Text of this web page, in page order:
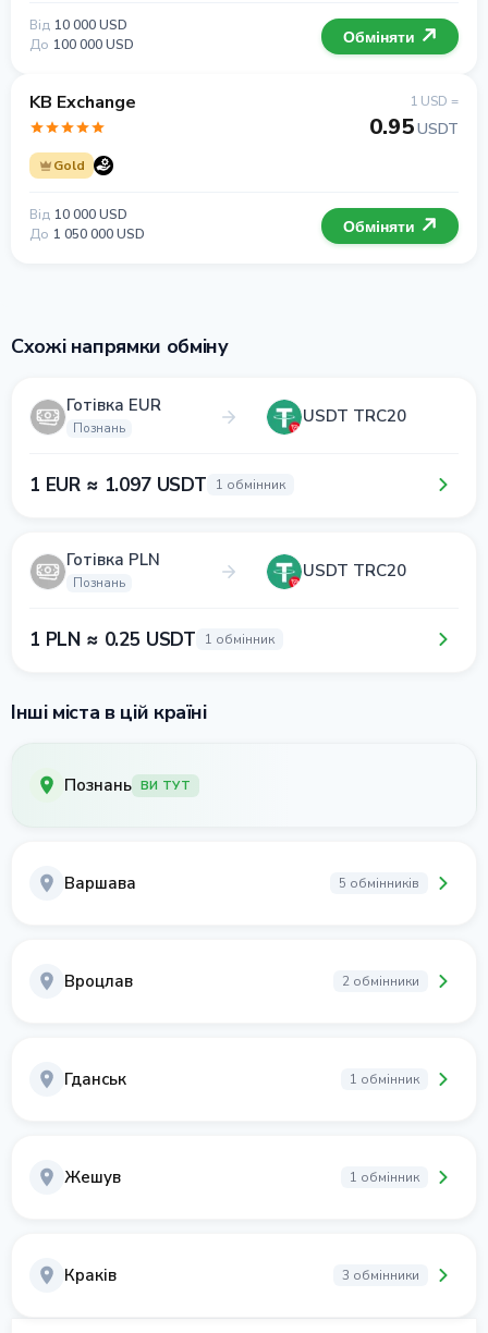
Від 10 000 USD
До 100 000 USD Обміняти
KB Exchange
Gold
1 USD =
0.95USDT
Від 10 000 USD
До 1 050 000 USD Обміняти
Схожі напрямки обміну
Готівка EUR
Познань
USDT TRC20
1 EUR ≈ 1.097 USDT 1 обмінник
Готівка PLN
Познань
USDT TRC20
1 PLN ≈ 0.25 USDT 1 обмінник
Інші міста в цій країні
Познань ВИ ТУТ
Варшава 5 обмінників
Вроцлав 2 обмінники
Гданськ 1 обмінник
Жешув 1 обмінник
Краків 3 обмінники